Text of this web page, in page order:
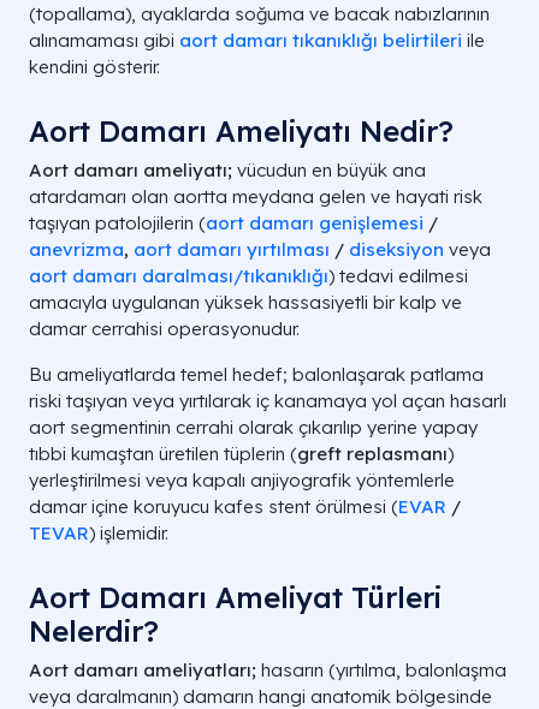
(topallama), ayaklarda soğuma ve bacak nabızlarının
alınamaması gibi aort damarı tıkanıklığı belirtileri ile
kendini gösterir.
Aort Damarı Ameliyatı Nedir?
Aort damarı ameliyatı; vücudun en büyük ana
atardamarı olan aortta meydana gelen ve hayati risk
taşıyan patolojilerin (aort damarı genişlemesi /
anevrizma, aort damarı yırtılması / diseksiyon veya
aort damarı daralması/tıkanıklığı) tedavi edilmesi
amacıyla uygulanan yüksek hassasiyetli bir kalp ve
damar cerrahisi operasyonudur.
Bu ameliyatlarda temel hedef; balonlaşarak patlama
riski taşıyan veya yırtılarak iç kanamaya yol açan hasarlı
aort segmentinin cerrahi olarak çıkarılıp yerine yapay
tıbbi kumaştan üretilen tüplerin (greft replasmanı)
yerleştirilmesi veya kapalı anjiyografik yöntemlerle
damar içine koruyucu kafes stent örülmesi (EVAR /
TEVAR) işlemidir.
Aort Damarı Ameliyat Türleri
Nelerdir?
Aort damarı ameliyatları; hasarın (yırtılma, balonlaşma
veya daralmanın) damarın hangi anatomik bölgesinde